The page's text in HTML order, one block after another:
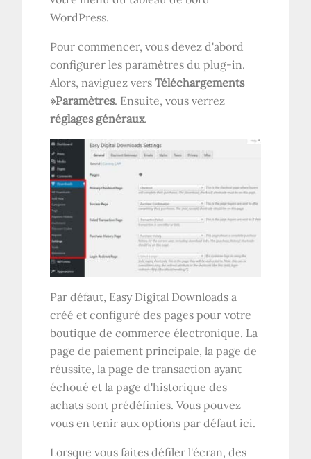
WordPress.
Pour commencer, vous devez d'abord
configurer les paramètres du plug-in.
Alors, naviguez versTéléchargements
»Paramètres. Ensuite, vous verrez
réglages généraux.
Par défaut, Easy Digital Downloads a
créé et configuré des pages pour votre
boutique de commerce électronique. La
page de paiement principale, la page de
réussite, la page de transaction ayant
échoué et la page d'historique des
achats sont prédéfinies. Vous pouvez
vous en tenir aux options par défaut ici.
Lorsque vous faites défiler l'écran, des